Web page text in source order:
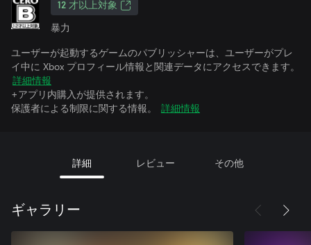
12 才以上対象
暴力
ユーザーが起動するゲームのパブリッシャーは、ユーザーがプレ
イ中に Xbox プロフィール情報と関連データにアクセスできます。
詳細情報
+アプリ内購入が提供されます。
保護者による制限に関する情報。
詳細情報
詳細 レビュー その他
ギャラリー